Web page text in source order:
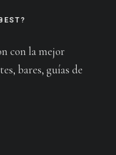
con la mejor
bares, guías de